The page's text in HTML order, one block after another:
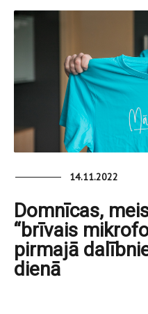
14.11.2022
Domnīcas,
“brīvais
pirmajā
dienā